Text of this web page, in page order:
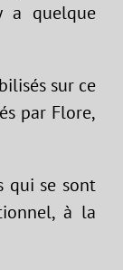
a quelque
sur ce
par Flore,
qui se sont
à la